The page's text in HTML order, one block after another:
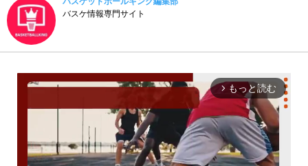
バスケ情報専門サイト
arrow_forward_ios もっと読む